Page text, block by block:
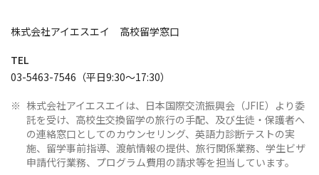
株式会社アイエスエイ 高校留学窓口
TEL
03-5463-7546（平日9:30～17:30）
※ 株式会社アイエスエイは、日本国際交流振興会（JFIE）より委
託を受け、高校生交換留学の旅行の手配、及び生徒・保護者へ
の連絡窓口としてのカウンセリング、英語力診断テストの実
施、留学事前指導、渡航情報の提供、旅行関係業務、学生ビザ
申請代行業務、プログラム費用の請求等を担当しています。